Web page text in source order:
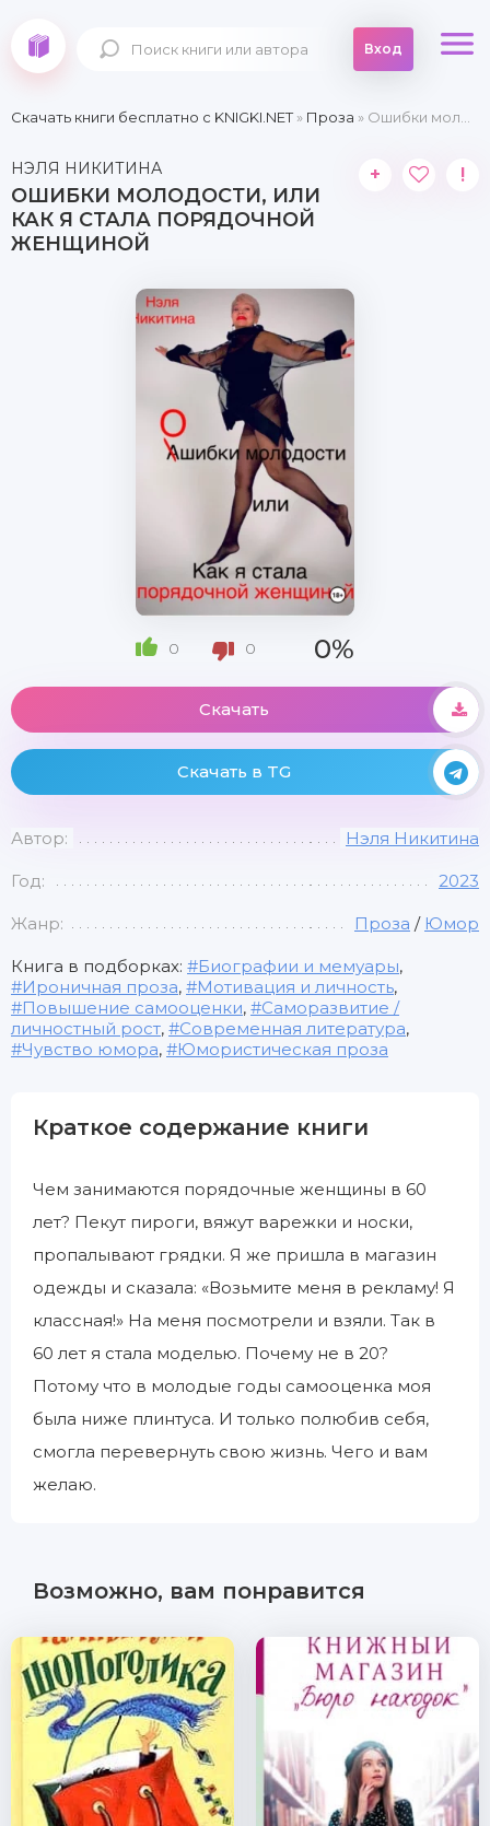
Вход
Скачать книги бесплатно c KNIGKI.NET» Проза » Ошибки молодости, или Как я стала порядочной женщиной
НЭЛЯ НИКИТИНА
ОШИБКИ МОЛОДОСТИ, ИЛИ
КАК Я СТАЛА ПОРЯДОЧНОЙ
ЖЕНЩИНОЙ
+ !
0 0 0%
Скачать
Скачать в TG
Автор: Нэля Никитина
Год: 2023
Жанр: Проза / Юмор
Книга в подборках: Биографии и мемуары,
Ироничная проза, Мотивация и личность,
Повышение самооценки,
Саморазвитие /
личностный рост, Современная литература,
Чувство юмора, Юмористическая проза
Краткое содержание книги
Чем занимаются порядочные женщины в 60
лет? Пекут пироги, вяжут варежки и носки,
пропалывают грядки. Я же пришла в магазин
одежды и сказала: «Возьмите меня в рекламу! Я
классная!» На меня посмотрели и взяли. Так в
60 лет я стала моделью. Почему не в 20?
Потому что в молодые годы самооценка моя
была ниже плинтуса. И только полюбив себя,
смогла перевернуть свою жизнь. Чего и вам
желаю.
Возможно, вам понравится